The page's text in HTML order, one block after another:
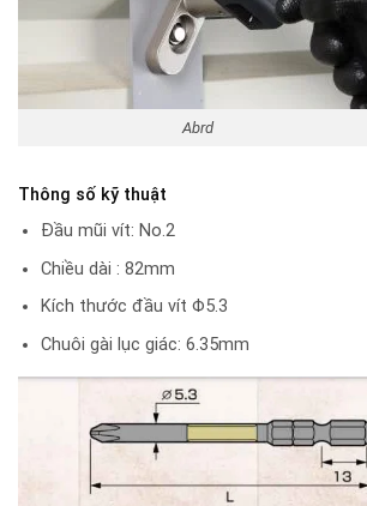
Abrd
Thông số kỹ thuật
Đầu mũi vít: No.2
Chiều dài : 82mm
Kích thước đầu vít Φ5.3
Chuôi gài lục giác: 6.35mm